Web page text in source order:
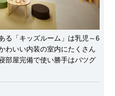
る「キッズルーム」は乳児～6
わいい内装の室内にたくさん
部屋完備で使い勝手はバツグ